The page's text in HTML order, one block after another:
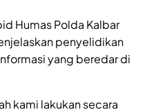
Humas Polda Kalbar
penyelidikan
yang beredar di
kami lakukan secara